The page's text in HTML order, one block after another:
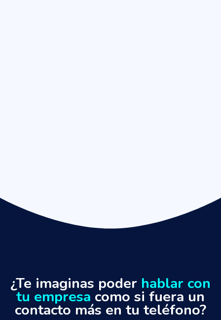
¿Te imaginas poder hablar con
tu empresa como si fuera un
contacto más en tu teléfono?